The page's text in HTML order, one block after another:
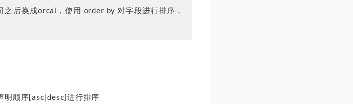
后换成orcal，使用 order by 对字段进行排序，
顺序[asc|desc]进行排序